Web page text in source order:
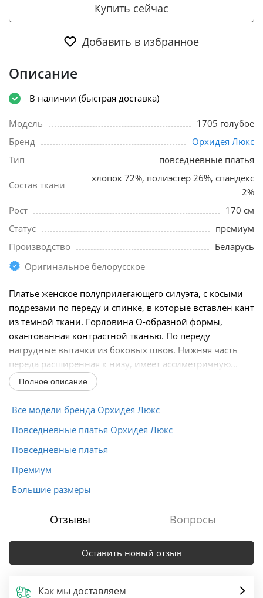
Купить сейчас
Добавить в избранное
Описание
В наличии (быстрая доставка)
Модель
1705 голубое
Бренд
Орхидея Люкс
Тип
повседневные платья
Состав ткани
хлопок 72%, полиэстер 26%, спандекс
2%
Рост
170 см
Статус
премиум
Производство
Беларусь
Оригинальное белорусское
Платье женское полуприлегающего силуэта, с косыми
подрезами по переду и спинке, в которые вставлен кант
из темной ткани. Горловина О-образной формы,
окантованная контрастной тканью. По переду
нагрудные вытачки из боковых швов. Нижняя часть
переда расширенная к низу, имеет ассиметричную...
Полное описание
Все модели бренда Орхидея Люкс
Повседневные платья Орхидея Люкс
Повседневные платья
Премиум
Большие размеры
Отзывы Вопросы
Оставить новый отзыв
Как мы доставляем